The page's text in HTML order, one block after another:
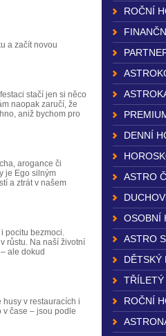
a začít novou
stačí jen si něco
naopak zaručí, že
aniž bychom pro
arogance či
je Ego silným
a ztrát v našem
pocitu bezmoci.
růstu. Na naší životní
ale dokud
v restauracích i
v čase – jsou podle
ROČNÍ
DENNÍ
ASTRO
OSOBNÍ
ASTRO
DĚTSKÝ
ROČNÍ